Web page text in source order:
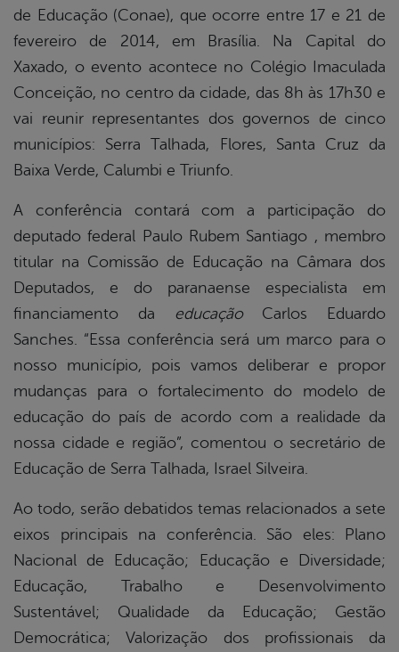
de Educação (Conae), que ocorre entre 17 e 21 de
fevereiro de 2014, em Brasília. Na Capital do
Xaxado, o evento acontece no Colégio Imaculada
Conceição, no centro da cidade, das 8h às 17h30 e
vai reunir representantes dos governos de cinco
municípios: Serra Talhada, Flores, Santa Cruz da
Baixa Verde, Calumbi e Triunfo.
A conferência contará com a participação do
deputado federal Paulo Rubem Santiago , membro
titular na Comissão de Educação na Câmara dos
Deputados, e do paranaense especialista em
financiamento da educaçãoCarlos Eduardo
Sanches. “Essa conferência será um marco para o
nosso município, pois vamos deliberar e propor
mudanças para o fortalecimento do modelo de
educação do país de acordo com a realidade da
nossa cidade e região”, comentou o secretário de
Educação de Serra Talhada, Israel Silveira.
Ao todo, serão debatidos temas relacionados a sete
eixos principais na conferência. São eles: Plano
Nacional de Educação; Educação e Diversidade;
Educação, Trabalho e Desenvolvimento
Sustentável; Qualidade da Educação; Gestão
Democrática; Valorização dos profissionais da